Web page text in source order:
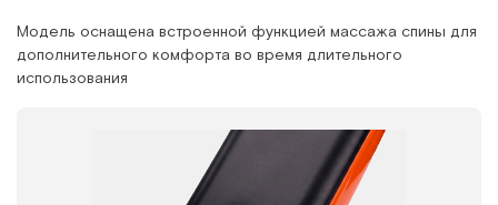
Модель оснащена встроенной функцией массажа спины для
дополнительного комфорта во время длительного
использования